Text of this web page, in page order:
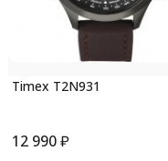
Timex T2N931
12 990 ₽